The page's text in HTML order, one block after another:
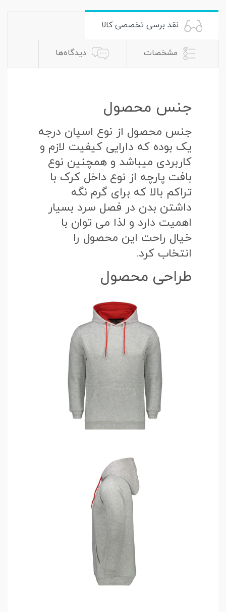
نقد برسی تخصصی کالا
مشخصات دیدگاه‌ها
جنس محصول
جنس محصول از نوع اسپان درجه
یک بوده که دارایی کیفیت لازم و
کاربردی میباشد و همچنین نوع
بافت پارچه از نوع داخل کرک با
تراکم بالا که برای گرم نگه
داشتن بدن در فصل سرد بسیار
اهمیت دارد و لذا می توان با
خیال راحت این محصول را
انتخاب کرد.
طراحی محصول